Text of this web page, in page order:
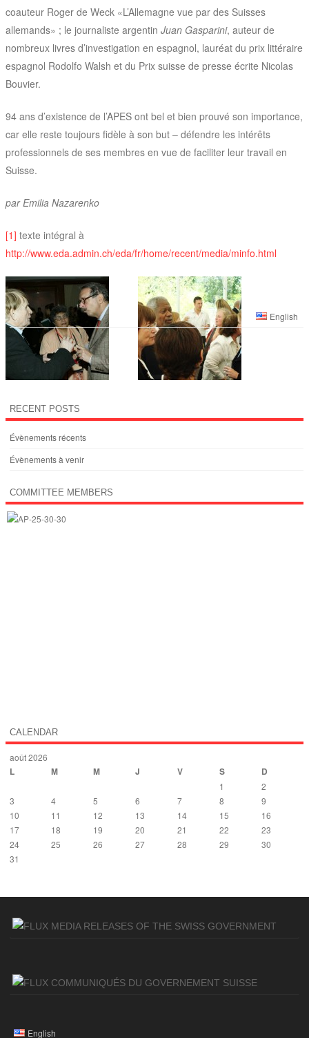
coauteur Roger de Weck «L’Allemagne vue par des Suisses
allemands» ; le journaliste argentin Juan Gasparini, auteur de
nombreux livres d’investigation en espagnol, lauréat du prix littéraire
espagnol Rodolfo Walsh et du Prix suisse de presse écrite Nicolas
Bouvier.
94 ans d’existence de l’APES ont bel et bien prouvé son importance,
car elle reste toujours fidèle à son but – défendre les intérêts
professionnels de ses membres en vue de faciliter leur travail en
Suisse.
par Emilia Nazarenko
[1] texte intégral à
http://www.eda.admin.ch/eda/fr/home/recent/media/minfo.html
English
RECENT POSTS
Évènements récents
Évènements à venir
COMMITTEE MEMBERS
CALENDAR
août 2026
L M M J V S D
1
2
3
4 5 6 7 8
9
10
11 12 13 14 15
16
17
18 19 20 21 22
23
24
25 26 27 28 29
30
31
MEDIA RELEASES OF THE SWISS GOVERNMENT
COMMUNIQUÉS DU GOVERNEMENT SUISSE
English